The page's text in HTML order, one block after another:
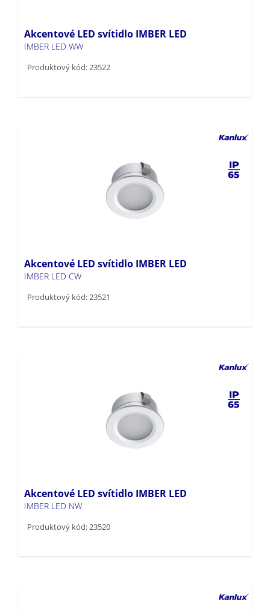
Akcentové LED svítidlo IMBER LED
IMBER LED WW
Produktový kód: 23522
Akcentové LED svítidlo IMBER LED
IMBER LED CW
Produktový kód: 23521
Akcentové LED svítidlo IMBER LED
IMBER LED NW
Produktový kód: 23520